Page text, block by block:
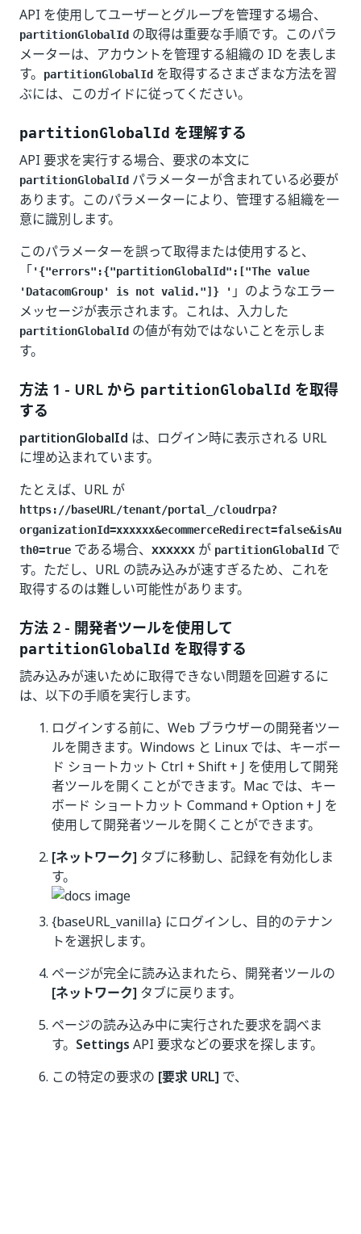
API を使用してユーザーとグループを管理する場合、
partitionGlobalId の取得は重要な手順です。このパラ
メーターは、アカウントを管理する組織の ID を表しま
す。
partitionGlobalId を取得するさまざまな方法を習
ぶには、このガイドに従ってください。
partitionGlobalId を理解する
API 要求を実行する場合、要求の本文に
partitionGlobalId パラメーターが含まれている必要が
あります。このパラメーターにより、管理する組織を一
意に識別します。
このパラメーターを誤って取得または使用すると、
「'{"errors":{"partitionGlobalId":["The value
'DatacomGroup' is not valid."]} ' 」のようなエラー
メッセージが表示されます。これは、入力した
partitionGlobalId の値が有効ではないことを示しま
す。
方法 1 - URL から partitionGlobalId を取得
する
partitionGlobalId は、ログイン時に表示される URL
に埋め込まれています。
たとえば、URL が
https://baseURL/tenant/portal_/cloudrpa?
organizationId=xxxxxx&ecommerceRedirect=false&isAu
th0=true である場合、 xxxxxx が partitionGlobalId で
す。ただし、URL の読み込みが速すぎるため、これを
取得するのは難しい可能性があります。
方法 2 - 開発者ツールを使用して
partitionGlobalId を取得する
読み込みが速いために取得できない問題を回避するに
は、以下の手順を実行します。
ログインする前に、Web ブラウザーの開発者ツー
ルを開きます。Windows と Linux では、キーボー
ド ショートカット Ctrl + Shift + J を使用して開発
者ツールを開くことができます。Mac では、キー
ボード ショートカット Command + Option + J を
使用して開発者ツールを開くことができます。
[ネットワーク] タブに移動し、記録を有効化しま
す。
{baseURL_vanilla} にログインし、目的のテナン
トを選択します。
ページが完全に読み込まれたら、開発者ツールの
[ネットワーク] タブに戻ります。
ページの読み込み中に実行された要求を調べま
す。 Settings API 要求などの要求を探します。
この特定の要求の [要求 URL] で、